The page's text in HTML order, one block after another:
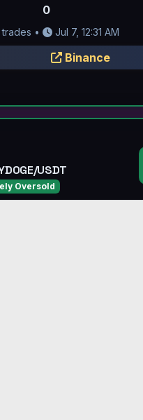
0
trades • Jul 7, 12:31 AM
Binance
USDT
Oversold